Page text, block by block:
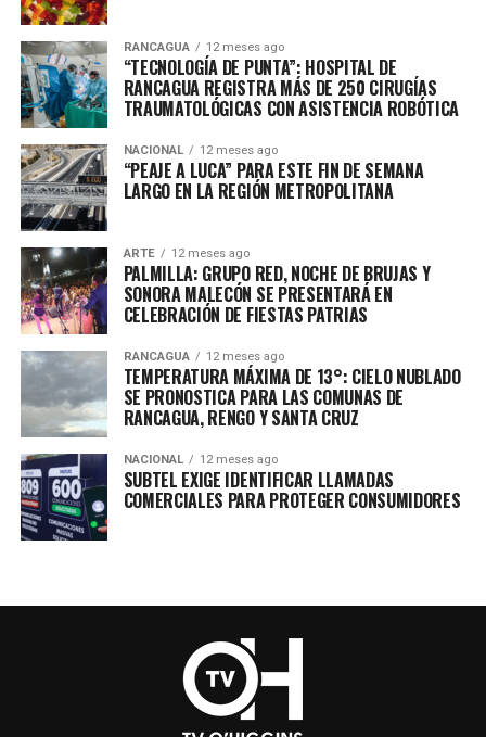
RANCAGUA 12 meses ago
“TECNOLOGÍA DE PUNTA”: HOSPITAL DE
RANCAGUA REGISTRA MÁS DE 250 CIRUGÍAS
TRAUMATOLÓGICAS CON ASISTENCIA ROBÓTICA
NACIONAL 12 meses ago
“PEAJE A LUCA” PARA ESTE FIN DE SEMANA
LARGO EN LA REGIÓN METROPOLITANA
ARTE 12 meses ago
PALMILLA: GRUPO RED, NOCHE DE BRUJAS Y
SONORA MALECÓN SE PRESENTARÁ EN
CELEBRACIÓN DE FIESTAS PATRIAS
RANCAGUA 12 meses ago
TEMPERATURA MÁXIMA DE 13°: CIELO NUBLADO
SE PRONOSTICA PARA LAS COMUNAS DE
RANCAGUA, RENGO Y SANTA CRUZ
NACIONAL 12 meses ago
SUBTEL EXIGE IDENTIFICAR LLAMADAS
COMERCIALES PARA PROTEGER CONSUMIDORES